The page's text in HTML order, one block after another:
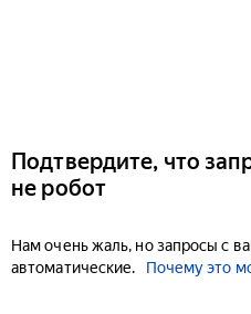
Подтвердите, что
не робот
Нам очень жаль, но запросы с
автоматические.
Почему это